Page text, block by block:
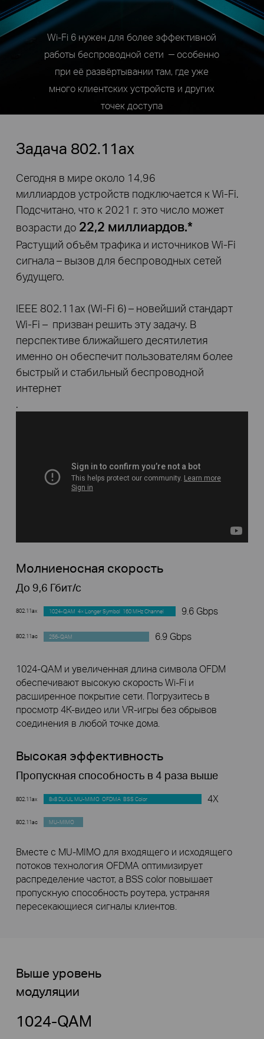
Wi-Fi 6 нужен для более эффективной
работы беспроводной сети – особенно
при её развёртывании там, где уже
много клиентских устройств и других
точек доступа
Задача 802.11ax
Сегодня в мире около 14,96
миллиардов устройств подключается к Wi-Fi.
Подсчитано, что к 2021 г. это число может
возрасти до 22,2 миллиардов.*
Растущий объём трафика и источников Wi-Fi
сигнала – вызов для беспроводных сетей
будущего.
IEEE 802.11ax (Wi-Fi 6) – новейший стандарт
Wi-Fi – призван решить эту задачу. В
перспективе ближайшего десятилетия
именно он обеспечит пользователям более
быстрый и стабильный беспроводной
интернет
.
Молниеносная скорость
До 9,6 Гбит/с
802.11ax 1024-QAM 4× Longer Symbol 160 MHz Channel 9.6 Gbps
802.11ac 256-QAM 6.9 Gbps
1024-QAM и увеличенная длина символа OFDM
обеспечивают высокую скорость Wi-Fi и
расширенное покрытие сети. Погрузитесь в
просмотр 4К-видео или VR-игры без обрывов
соединения в любой точке дома.
Высокая эффективность
Пропускная способность в 4 раза выше
802.11ax 8x8 DL/UL MU-MIMO OFDMA BSS Color 4X
802.11ac MU-MIMO
Вместе с MU-MIMO для входящего и исходящего
потоков технология OFDMA оптимизирует
распределение частот, а BSS color повышает
пропускную способность роутера, устраняя
пересекающиеся сигналы клиентов.
Выше уровень
модуляции
1024-QAM